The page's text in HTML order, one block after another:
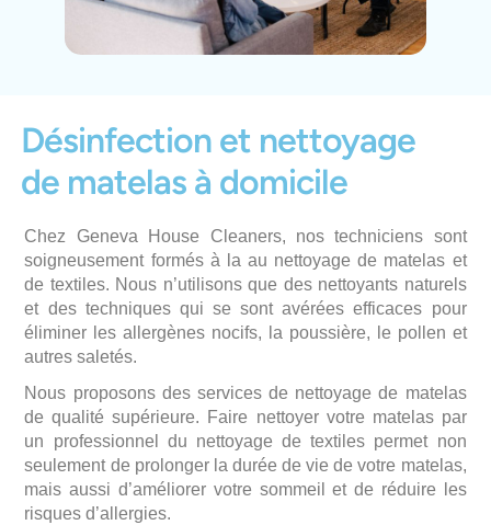
Désinfection et nettoyage
de matelas à domicile
Chez Geneva House Cleaners, nos techniciens sont
soigneusement formés à la au nettoyage de matelas et
de textiles. Nous n’utilisons que des nettoyants naturels
et des techniques qui se sont avérées efficaces pour
éliminer les allergènes nocifs, la poussière, le pollen et
autres saletés.
Nous proposons des services de nettoyage de matelas
de qualité supérieure. Faire nettoyer votre matelas par
un professionnel du nettoyage de textiles permet non
seulement de prolonger la durée de vie de votre matelas,
mais aussi d’améliorer votre sommeil et de réduire les
risques d’allergies.